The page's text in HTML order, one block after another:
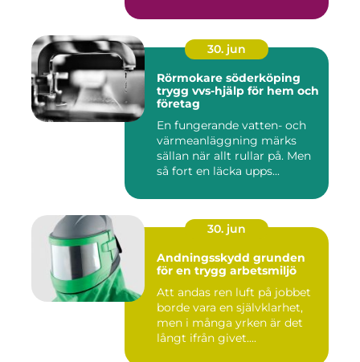
30. jun
Rörmokare söderköping
trygg vvs-hjälp för hem och
företag
En fungerande vatten- och
värmeanläggning märks
sällan när allt rullar på. Men
så fort en läcka upps...
30. jun
Andningsskydd grunden
för en trygg arbetsmiljö
Att andas ren luft på jobbet
borde vara en självklarhet,
men i många yrken är det
långt ifrån givet....